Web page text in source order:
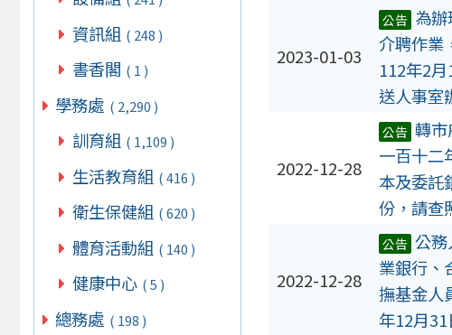
資訊組 ( 248 )
書香閣 ( 1 )
學務處 ( 2,290 )
訓育組 ( 1,109 )
生活教育組 ( 416 )
衛生保健組 ( 620 )
體育活動組 ( 140 )
健康中心 ( 5 )
總務處 ( 198 )
2023-01-03
公告 為
介聘作業
112年2
送人事室
2022-12-28
公告 轉
一百十二
本及委託
份，請查
2022-12-28
公告 公
業銀行、
撫基金人
年12月31